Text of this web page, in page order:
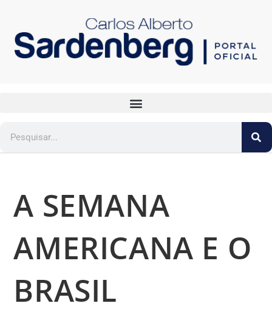
A SEMANA
AMERICANA E O
BRASIL